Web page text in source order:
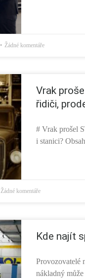
Žádné komentáře
Vrak
řidiči,
# Vrak prošel
i stanici?
Žádné komentáře
Kde najít
Provozovatelé
nákladný